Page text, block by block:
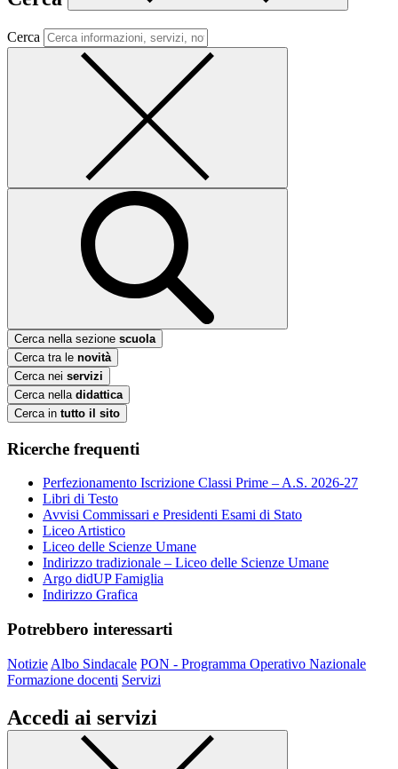
Cerca
Cerca nella sezione scuola
Cerca tra le novità
Cerca nei servizi
Cerca nella didattica
Cerca in tutto il sito
Ricerche frequenti
Perfezionamento Iscrizione Classi Prime – A.S. 2026-27
Libri di Testo
Avvisi Commissari e Presidenti Esami di Stato
Liceo Artistico
Liceo delle Scienze Umane
Indirizzo tradizionale – Liceo delle Scienze Umane
Argo didUP Famiglia
Indirizzo Grafica
Potrebbero interessarti
Notizie Albo Sindacale PON - Programma Operativo Nazionale
Formazione docenti Servizi
Accedi ai servizi